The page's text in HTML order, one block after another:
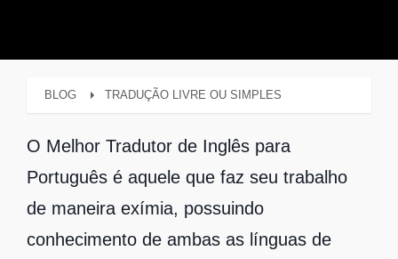
BLOG TRADUÇÃO LIVRE OU SIMPLES
O Melhor Tradutor de Inglês para
Português é aquele que faz seu trabalho
de maneira exímia, possuindo
conhecimento de ambas as línguas de